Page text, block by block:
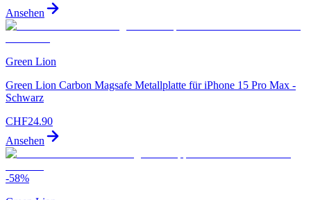
Ansehen
Green Lion
Green Lion Carbon Magsafe Metallplatte für iPhone 15 Pro Max -
Schwarz
CHF24.90
Ansehen
-58%